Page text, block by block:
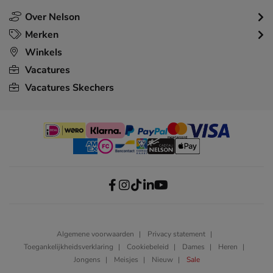
Over Nelson
Merken
Winkels
Vacatures
Vacatures Skechers
Algemene voorwaarden
Privacy statement
Toegankelijkheidsverklaring
Cookiebeleid Dames
Heren
Jongens
Meisjes Nieuw Sale